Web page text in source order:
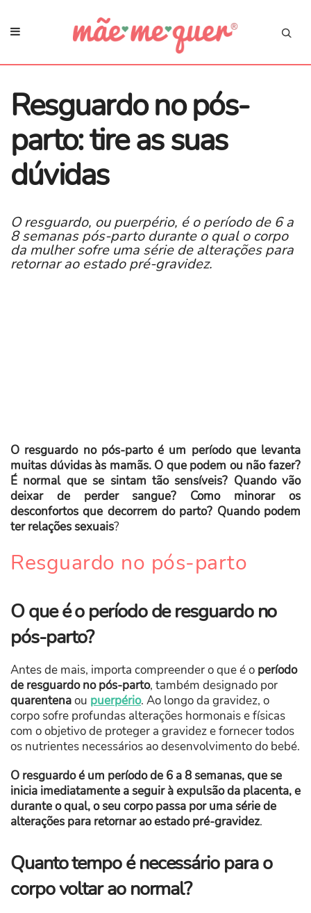
Resguardo no pós-
parto: tire as suas
dúvidas
O resguardo, ou puerpério, é o período de 6 a
8 semanas pós-parto durante o qual o corpo
da mulher sofre uma série de alterações para
retornar ao estado pré-gravidez.
O resguardo no pós-parto é um período que levanta
muitas dúvidas às mamãs. O que podem ou não fazer?
É normal que se sintam tão sensíveis? Quando vão
deixar de perder sangue? Como minorar os
desconfortos que decorrem do parto? Quando podem
ter relações sexuais?
Resguardo no pós-parto
O que é o período de resguardo no
pós-parto?
Antes de mais, importa compreender o que é o período
de resguardo no pós-parto, também designado por
quarentenaou puerpério. Ao longo da gravidez, o
corpo sofre profundas alterações hormonais e físicas
com o objetivo de proteger a gravidez e fornecer todos
os nutrientes necessários ao desenvolvimento do bebé.
O resguardo é um período de 6 a 8 semanas, que se
inicia imediatamente a seguir à expulsão da placenta, e
durante o qual, o seu corpo passa por uma série de
alterações para retornar ao estado pré-gravidez.
Quanto tempo é necessário para o
corpo voltar ao normal?